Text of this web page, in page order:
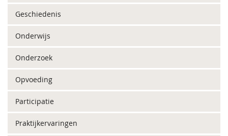
Geschiedenis
Onderwijs
Onderzoek
Opvoeding
Participatie
Praktijkervaringen